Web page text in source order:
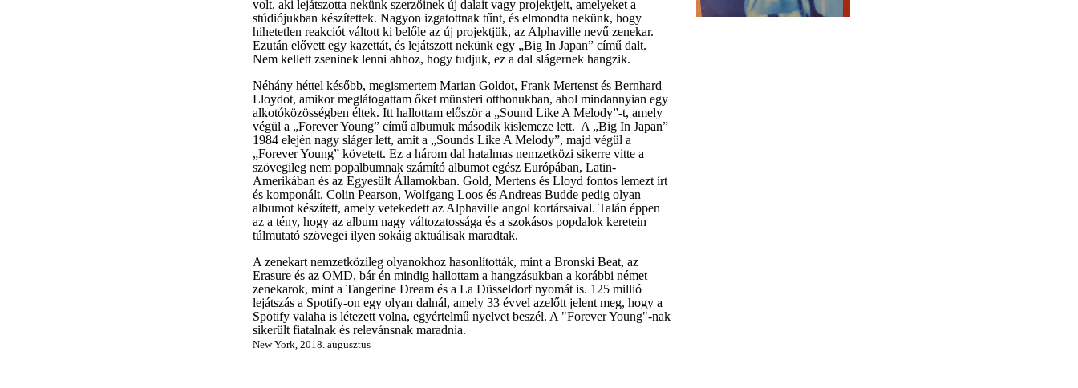
volt, aki lejátszotta nekünk szerzőinek új dalait vagy projektjeit, amelyeket a
stúdiójukban készítettek. Nagyon izgatottnak tűnt, és elmondta nekünk, hogy
hihetetlen reakciót váltott ki belőle az új projektjük, az Alphaville nevű zenekar.
Ezután elővett egy kazettát, és lejátszott nekünk egy „Big In Japan” című dalt.
Nem kellett zseninek lenni ahhoz, hogy tudjuk, ez a dal slágernek hangzik.
Néhány héttel később, megismertem Marian Goldot, Frank Mertenst és Bernhard
Lloydot, amikor meglátogattam őket münsteri otthonukban, ahol mindannyian egy
alkotóközösségben éltek. Itt hallottam először a „Sound Like A Melody”-t, amely
végül a „Forever Young” című albumuk második kislemeze lett. A „Big In Japan”
1984 elején nagy sláger lett, amit a „Sounds Like A Melody”, majd végül a
„Forever Young” követett. Ez a három dal hatalmas nemzetközi sikerre vitte a
szövegileg nem popalbumnak számító albumot egész Európában, Latin-
Amerikában és az Egyesült Államokban. Gold, Mertens és Lloyd fontos lemezt írt
és komponált, Colin Pearson, Wolfgang Loos és Andreas Budde pedig olyan
albumot készített, amely vetekedett az Alphaville angol kortársaival. Talán éppen
az a tény, hogy az album nagy változatossága és a szokásos popdalok keretein
túlmutató szövegei ilyen sokáig aktuálisak maradtak.
A zenekart nemzetközileg olyanokhoz hasonlították, mint a Bronski Beat, az
Erasure és az OMD, bár én mindig hallottam a hangzásukban a korábbi német
zenekarok, mint a Tangerine Dream és a La Düsseldorf nyomát is. 125 millió
lejátszás a Spotify-on egy olyan dalnál, amely 33 évvel azelőtt jelent meg, hogy a
Spotify valaha is létezett volna, egyértelmű nyelvet beszél. A "Forever Young"-nak
sikerült fiatalnak és relevánsnak maradnia.
New York, 2018. augusztus